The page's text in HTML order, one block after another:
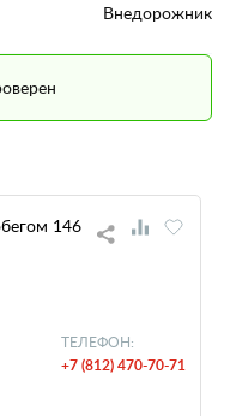
Внедорожник
146
ТЕЛЕФОН:
+7 (812) 470-70-71